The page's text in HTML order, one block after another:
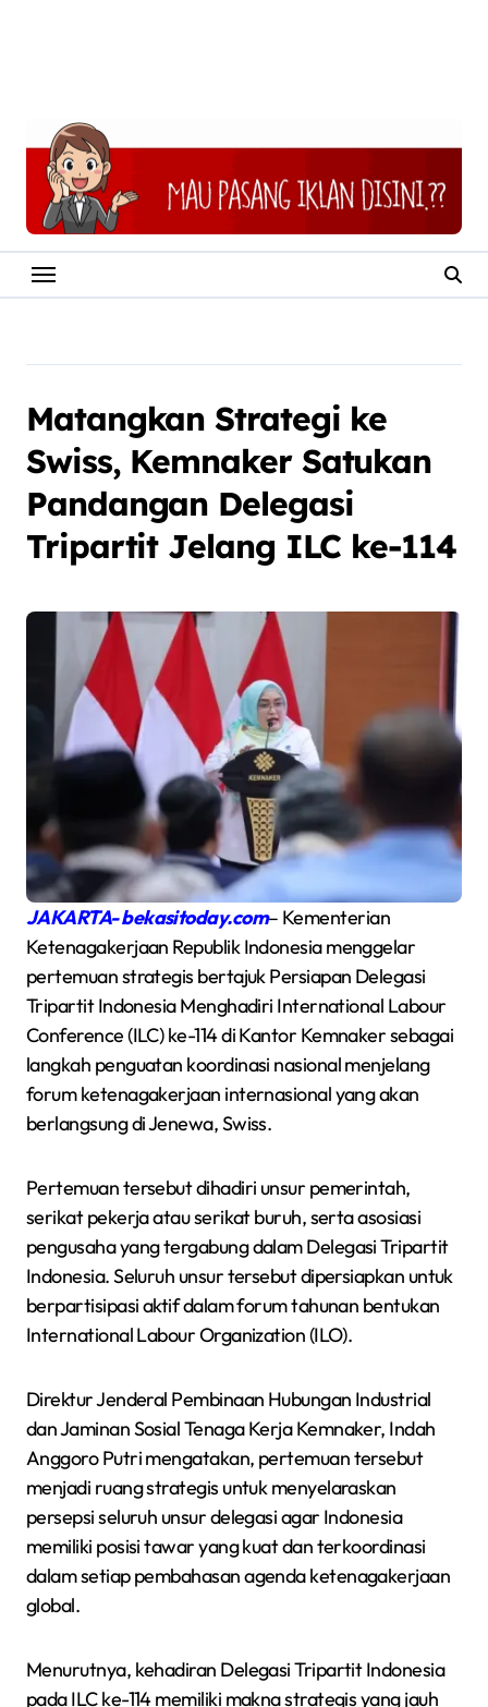
Matangkan Strategi ke
Swiss, Kemnaker Satukan
Pandangan Delegasi
Tripartit Jelang ILC ke-114
JAKARTA- bekasitoday.com– Kementerian
Ketenagakerjaan Republik Indonesia menggelar
pertemuan strategis bertajuk Persiapan Delegasi
Tripartit Indonesia Menghadiri International Labour
Conference (ILC) ke-114 di Kantor Kemnaker sebagai
langkah penguatan koordinasi nasional menjelang
forum ketenagakerjaan internasional yang akan
berlangsung di Jenewa, Swiss.
Pertemuan tersebut dihadiri unsur pemerintah,
serikat pekerja atau serikat buruh, serta asosiasi
pengusaha yang tergabung dalam Delegasi Tripartit
Indonesia. Seluruh unsur tersebut dipersiapkan untuk
berpartisipasi aktif dalam forum tahunan bentukan
International Labour Organization (ILO).
Direktur Jenderal Pembinaan Hubungan Industrial
dan Jaminan Sosial Tenaga Kerja Kemnaker, Indah
Anggoro Putri mengatakan, pertemuan tersebut
menjadi ruang strategis untuk menyelaraskan
persepsi seluruh unsur delegasi agar Indonesia
memiliki posisi tawar yang kuat dan terkoordinasi
dalam setiap pembahasan agenda ketenagakerjaan
global.
Menurutnya, kehadiran Delegasi Tripartit Indonesia
pada ILC ke-114 memiliki makna strategis yang jauh